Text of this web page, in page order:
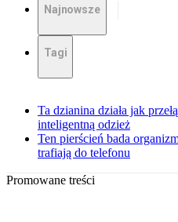
Najnowsze
Tagi
Ta dzianina działa jak
inteligentną odzież
Ten pierścień bada
trafiają do telefonu
Promowane treści